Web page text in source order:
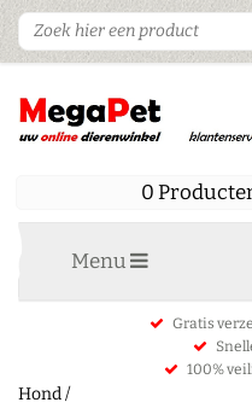
0
Menu
Gratis
100%
Hond/